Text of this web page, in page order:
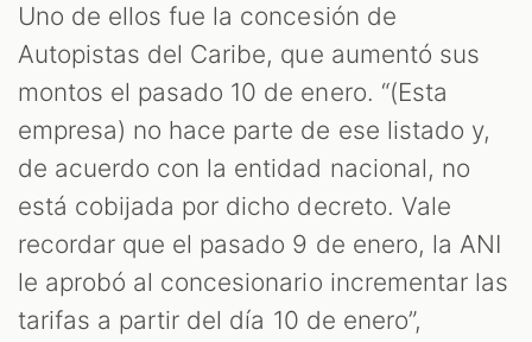
Uno de ellos fue la concesión de
Autopistas del Caribe, que aumentó sus
montos el pasado 10 de enero. “(Esta
empresa) no hace parte de ese listado y,
de acuerdo con la entidad nacional, no
está cobijada por dicho decreto. Vale
recordar que el pasado 9 de enero, la ANI
le aprobó al concesionario incrementar las
tarifas a partir del día 10 de enero”,